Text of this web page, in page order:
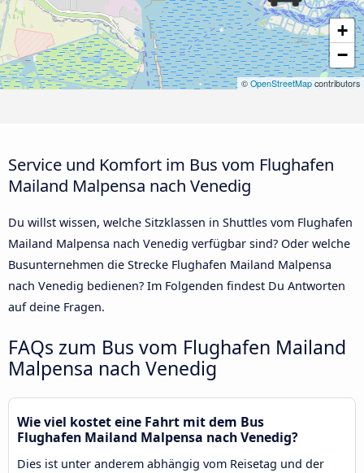
+
−
© OpenStreetMap contributors
Service und Komfort im Bus vom Flughafen
Mailand Malpensa nach Venedig
Du willst wissen, welche Sitzklassen in Shuttles vom Flughafen
Mailand Malpensa nach Venedig verfügbar sind? Oder welche
Busunternehmen die Strecke Flughafen Mailand Malpensa
nach Venedig bedienen? Im Folgenden findest Du Antworten
auf deine Fragen.
FAQs zum Bus vom Flughafen Mailand
Malpensa nach Venedig
Wie viel kostet eine Fahrt mit dem Bus
Flughafen Mailand Malpensa nach Venedig?
Dies ist unter anderem abhängig vom Reisetag und der